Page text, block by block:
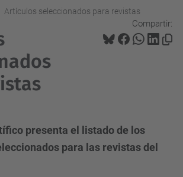
Artículos seleccionados para revistas
Compartir:
presenta el listado de los
para las revistas del